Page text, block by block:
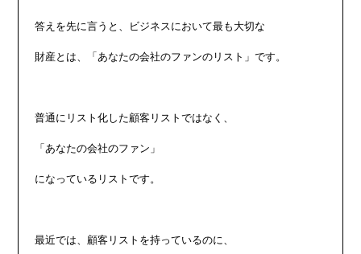
答えを先に言うと、ビジネスにおいて最も大切な
財産とは、「あなたの会社のファンのリスト」です。
普通にリスト化した顧客リストではなく、
「あなたの会社のファン」
になっているリストです。
最近では、顧客リストを持っているのに、